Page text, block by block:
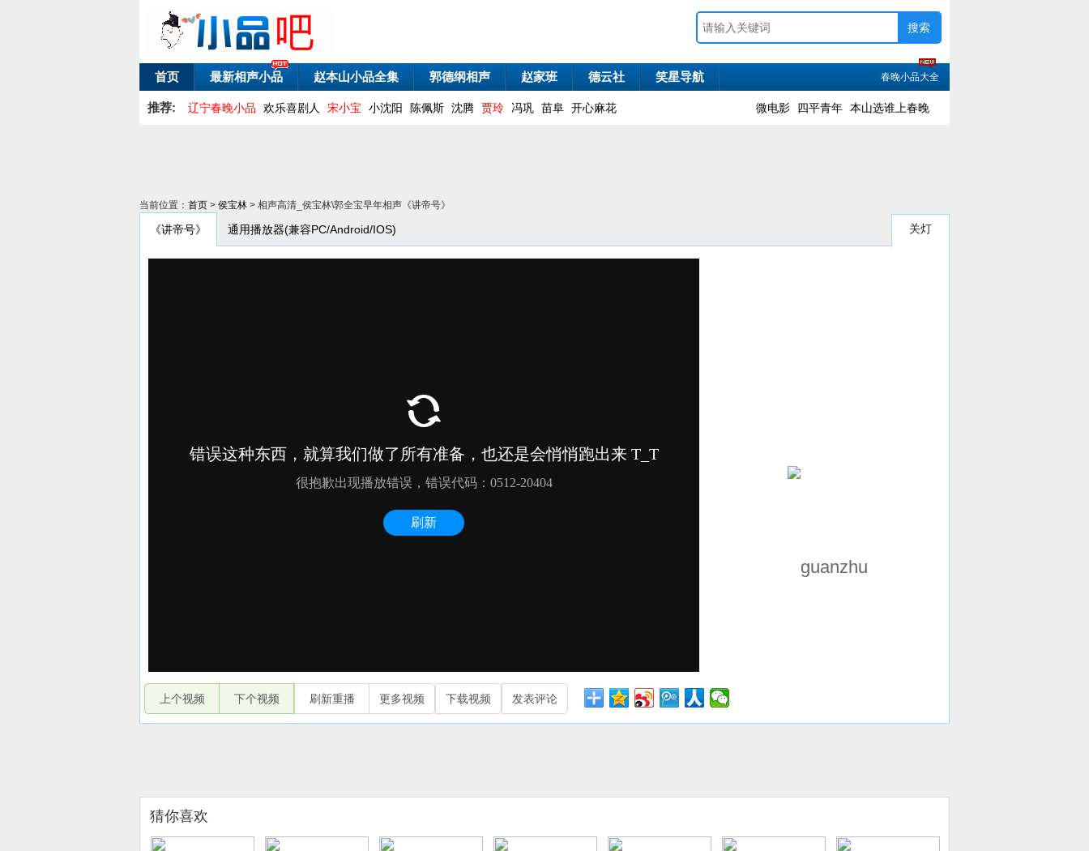
首页 最新相声小品 赵本山小品全集 郭德纲相声 赵家班 德云社 笑星导航 春晚小品大全
推荐: 辽宁春晚小品 欢乐喜剧人 宋小宝 小沈阳 陈佩斯 沈腾 贾玲 冯巩 苗阜 开心麻花 微电影 四平青年 本山选谁上春晚
当前位置： 首页 > 侯宝林 > 相声高清_侯宝林\郭全宝早年相声《讲帝号》
《讲帝号》 通用播放器(兼容PC/Android/IOS) 关灯
上个视频 下个视频 刷新重播 更多视频 下载视频 发表评论
猜你喜欢